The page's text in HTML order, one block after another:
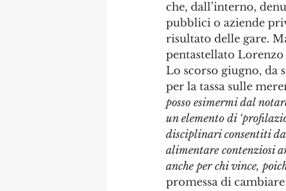
che, dall’interno,
pubblici o aziende
risultato delle gare.
pentastellato
Lo scorso giugno, da
per la tassa sulle
posso esimermi dal
un elemento di
disciplinari consentiti
alimentare contenziosi
anche per chi vince,
promessa di